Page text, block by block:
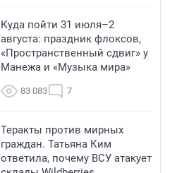
Куда пойти 31 июля–2
августа: праздник флоксов,
«Пространственный сдвиг» у
Манежа и «Музыка мира»
83 083 7
Теракты против мирных
граждан. Татьяна Ким
ответила, почему ВСУ атакует